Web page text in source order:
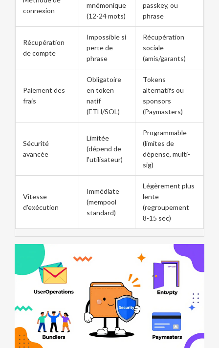
connexion
mnémonique
(12-24 mots)
passkey, ou
phrase
Récupération
de compte
Impossible si
perte de
phrase
Récupération
sociale
(amis/garants)
Paiement des
frais
Obligatoire
en token
natif
(ETH/SOL)
Tokens
alternatifs ou
sponsors
(Paymasters)
Sécurité
avancée
Limitée
(dépend de
l'utilisateur)
Programmable
(limites de
dépense, multi-
sig)
Vitesse
d'exécution
Immédiate
(mempool
standard)
Légèrement plus
lente
(regroupement
8-15 sec)